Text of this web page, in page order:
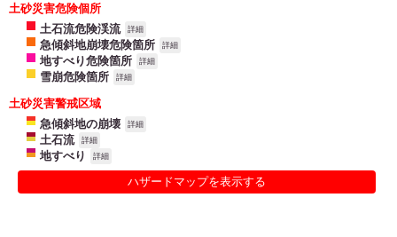
土砂災害危険個所
土石流危険渓流
詳細
急傾斜地崩壊危険箇所 詳細
地すべり危険箇所 詳細
雪崩危険箇所 詳細
土砂災害警戒区域
急傾斜地の崩壊
詳細
土石流 詳細
地すべり 詳細
ハザードマップを表示する